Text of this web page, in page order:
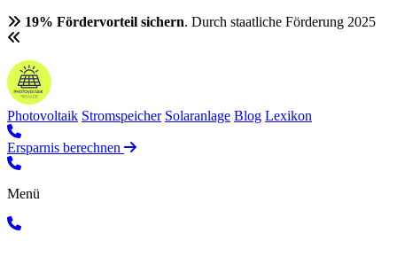
19% Fördervorteil sichern. Durch staatliche Förderung 2025
Photovoltaik Stromspeicher Solaranlage Blog Lexikon
Ersparnis berechnen
Menü